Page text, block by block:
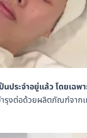
นประจำอยู่แล้ว โดยเฉ
รุงต่อด้วยผลิตภัณฑ์จาก